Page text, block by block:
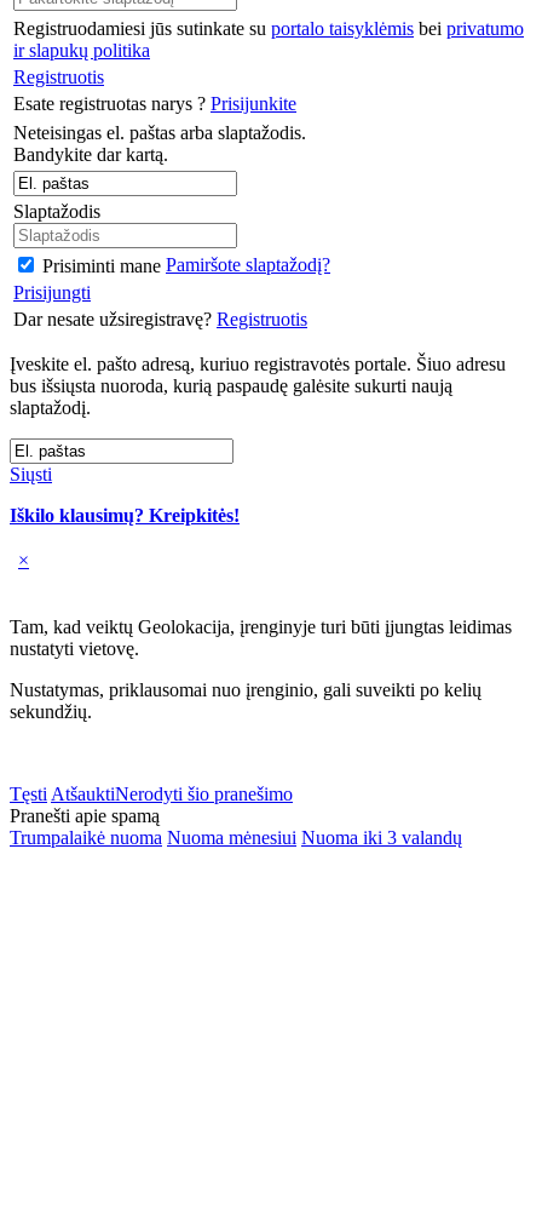
Registruodamiesi jūs sutinkate su portalo taisyklėmis bei privatumo
ir slapukų politika
Registruotis
Esate registruotas narys ? Prisijunkite
Neteisingas el. paštas arba slaptažodis.
Bandykite dar kartą.
Slaptažodis
Prisiminti mane Pamiršote slaptažodį?
Prisijungti
Dar nesate užsiregistravę? Registruotis
Įveskite el. pašto adresą, kuriuo registravotės portale. Šiuo adresu
bus išsiųsta nuoroda, kurią paspaudę galėsite sukurti naują
slaptažodį.
Siųsti
Iškilo klausimų? Kreipkitės!
×
Tam, kad veiktų Geolokacija, įrenginyje turi būti įjungtas leidimas
nustatyti vietovę.
Nustatymas, priklausomai nuo įrenginio, gali suveikti po kelių
sekundžių.
Tęsti AtšauktiNerodyti šio pranešimo
Pranešti apie spamą
Trumpalaikė nuoma Nuoma mėnesiui Nuoma iki 3 valandų